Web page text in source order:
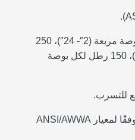
350 رطل لكل بوصة مربعة (2″- 24″)، 250
رطل لكل بوصة مربعة (30″- 48″)، 150 رطل لكل بوصة
للتسرب.
الاختبار الهيدروستاتيكي وفقًا لمعيار ANSI/AWWA